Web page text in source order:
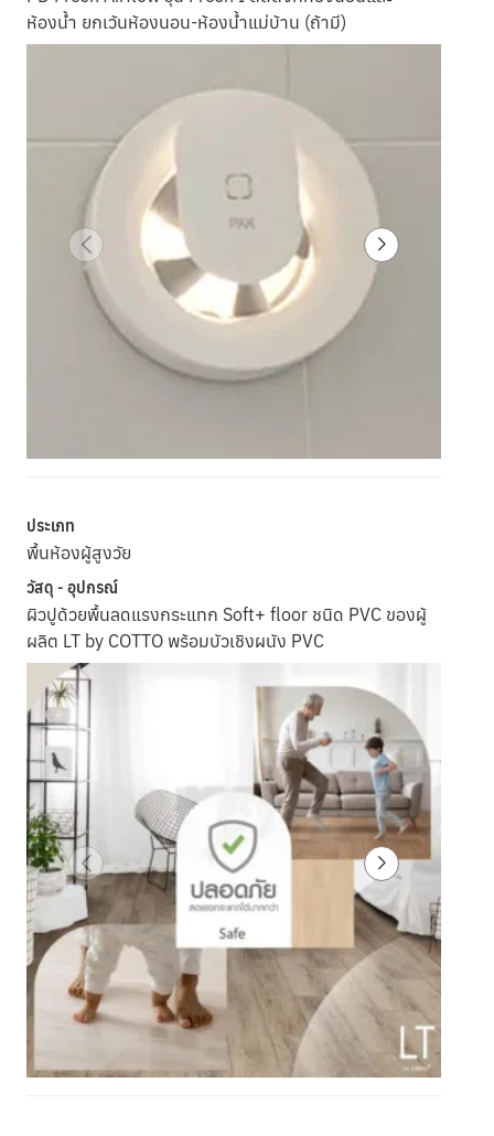
ห้องน้ำ ยกเว้นห้องนอน-ห้องน้ำแม่บ้าน (ถ้ามี)
ประเภท
พื้นห้องผู้สูงวัย
วัสดุ - อุปกรณ์
ผิวปูด้วยพื้นลดแรงกระแทก Soft+ floor ชนิด PVC ของผู้
ผลิต LT by COTTO พร้อมบัวเชิงผนัง PVC